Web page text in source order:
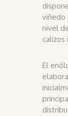
viñedo
nivel
El